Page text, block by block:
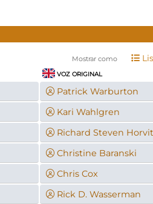
Mostrar como
VOZ ORIGINAL
Patrick Warburton
Kari Wahlgren
Richard Steven
Christine Baranski
Chris Cox
Rick D. Wasserman